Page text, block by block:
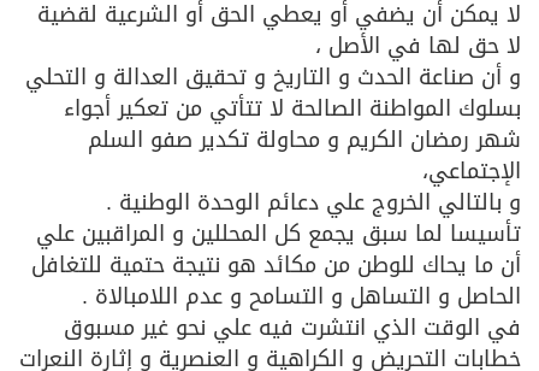
لا يمكن أن يضفي أو يعطي الحق أو الشرعية لقضية
لا حق لها في الأصل ،
و أن صناعة الحدث و التاريخ و تحقيق العدالة و التحلي
بسلوك المواطنة الصالحة لا تتأتي من تعكير أجواء
شهر رمضان الكريم و محاولة تكدير صفو السلم
الإجتماعي،
و بالتالي الخروج علي دعائم الوحدة الوطنية .
تأسيسا لما سبق يجمع كل المحللين و المراقبين علي
أن ما يحاك للوطن من مكائد هو نتيجة حتمية للتغافل
الحاصل و التساهل و التسامح و عدم اللامبالاة .
في الوقت الذي انتشرت فيه علي نحو غير مسبوق
خطابات التحريض و الكراهية و العنصرية و إثارة النعرات